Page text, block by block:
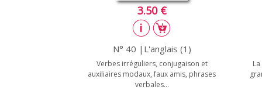
3.50 €
N° 40 |L'anglais (1)
Verbes irréguliers, conjugaison et
auxiliaires modaux, faux amis, phrases
verbales...